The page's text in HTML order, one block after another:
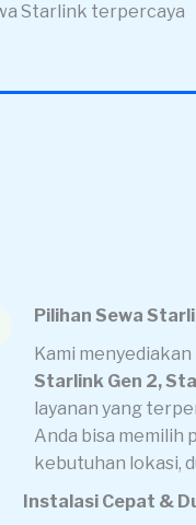
Starlink terpercaya
Pilihan Sewa
Kami
Starlink Gen 2,
layanan yang
Anda bisa memilih
kebutuhan lokasi,
Instalasi Cepat &